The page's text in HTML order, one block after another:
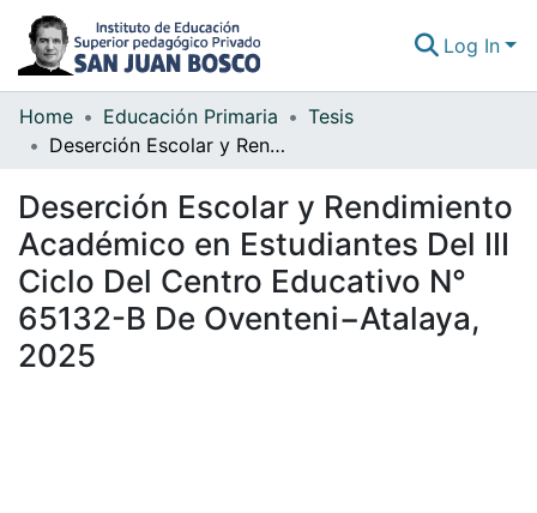
Log In
Communities & Collections
Statistics
Home Educación Primaria
Tesis
Deserción Escolar y Rendimiento Académico en Estudiantes Del III Ciclo Del Centro Educativo N° 65132-B De Oventeni−Atalaya, 2025
Deserción Escolar y Rendimiento
Académico en Estudiantes Del III
Ciclo Del Centro Educativo N°
65132-B De Oventeni−Atalaya,
2025